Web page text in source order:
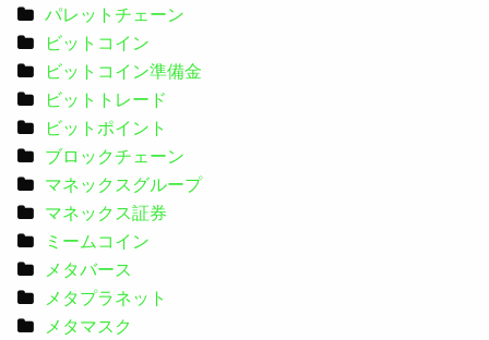
パレットチェーン
ビットコイン
ビットコイン準備金
ビットトレード
ビットポイント
ブロックチェーン
マネックスグループ
マネックス証券
ミームコイン
メタバース
メタプラネット
メタマスク